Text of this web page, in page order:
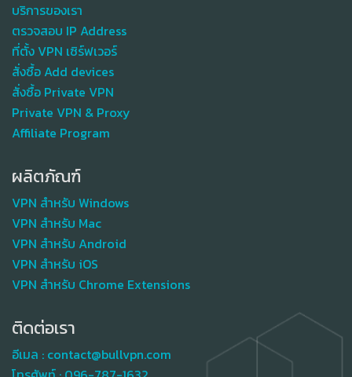
บริการของเรา
ตรวจสอบ IP Address
ที่ตั้ง VPN เซิร์ฟเวอร์
สั่งซื้อ Add devices
สั่งซื้อ Private VPN
Private VPN & Proxy
Affiliate Program
ผลิตภัณฑ์
VPN สำหรับ Windows
VPN สำหรับ Mac
VPN สำหรับ Android
VPN สำหรับ iOS
VPN สำหรับ Chrome Extensions
ติดต่อเรา
อีเมล : contact@bullvpn.com